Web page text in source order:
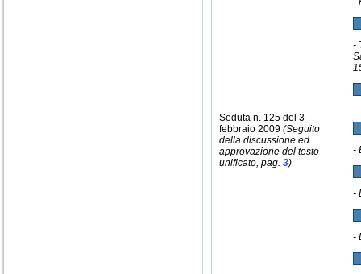
-
Seduta n. 125 del 3
febbraio 2009 (Seguito
della discussione ed
approvazione del testo
unificato, pag. 3)
-
-
-